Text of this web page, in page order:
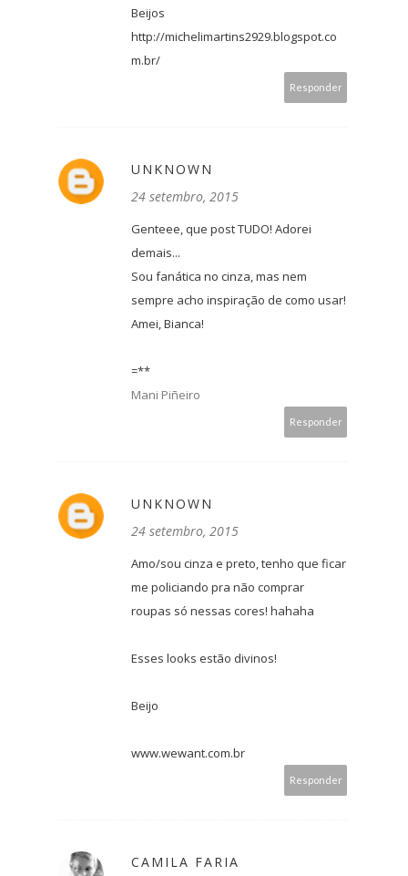
Beijos
http://michelimartins2929.blogspot.co
m.br/
Responder
UNKNOWN
24 setembro, 2015
Genteee, que post TUDO! Adorei
demais...
Sou fanática no cinza, mas nem
sempre acho inspiração de como usar!
Amei, Bianca!
=**
Mani Piñeiro
Responder
UNKNOWN
24 setembro, 2015
Amo/sou cinza e preto, tenho que ficar
me policiando pra não comprar
roupas só nessas cores! hahaha
Esses looks estão divinos!
Beijo
www.wewant.com.br
Responder
CAMILA FARIA